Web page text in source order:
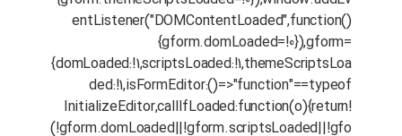
entListener("DOMContentLoaded",function()
{gform.domLoaded=!0}),gform=
{domLoaded:!1,scriptsLoaded:!1,themeScriptsLoa
ded:!1,isFormEditor:()=>"function"==typeof
InitializeEditor,callIfLoaded:function(o){return!
(!gform.domLoaded||!gform.scriptsLoaded||!gfo